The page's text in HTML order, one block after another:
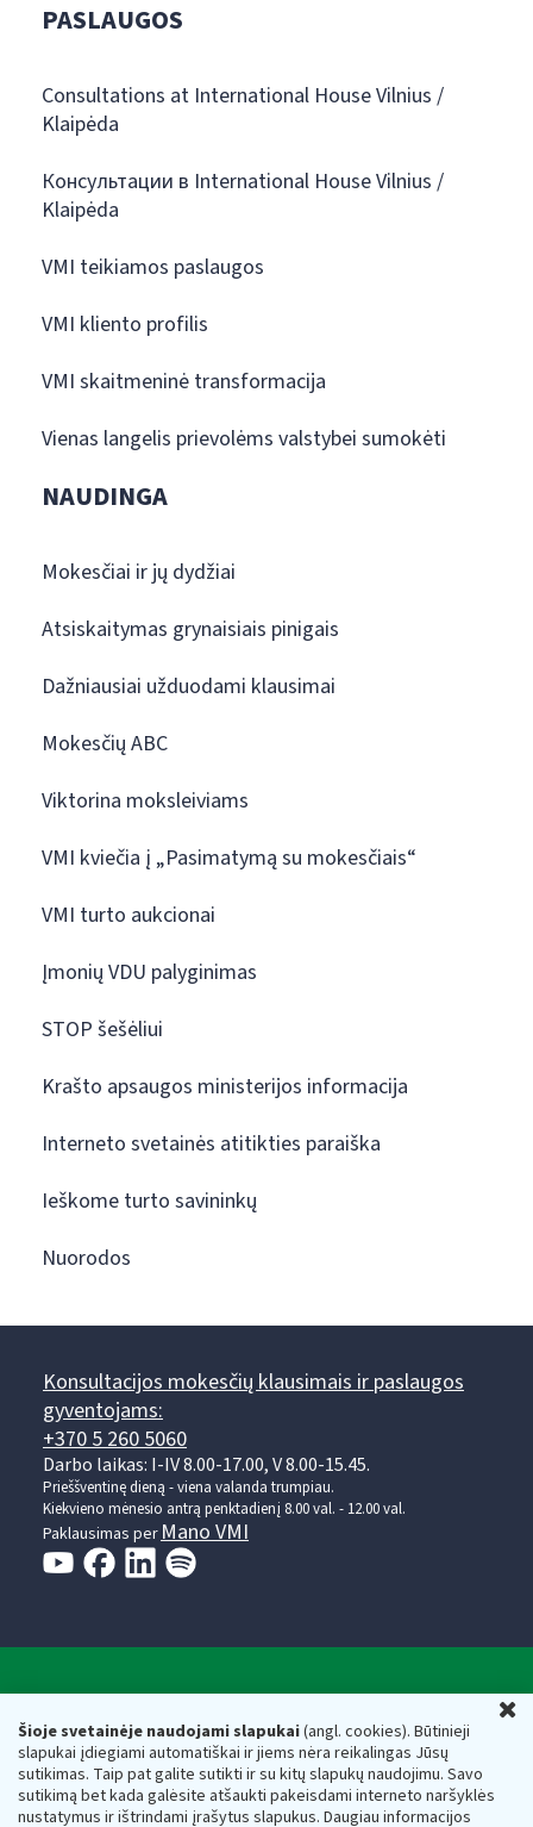
Šioje svetainėje naudojami slapukai(angl. cookies). Būtinieji
slapukai įdiegiami automatiškai ir jiems nėra reikalingas Jūsų
sutikimas. Taip pat galite sutikti ir su kitų slapukų naudojimu. Savo
sutikimą bet kada galėsite atšaukti pakeisdami interneto naršyklės
nustatymus ir ištrindami įrašytus slapukus. Daugiau informacijos
PASLAUGOS
Consultations at International House Vilnius /
Klaipėda
Консультации в International House Vilnius /
Klaipėda
VMI teikiamos paslaugos
VMI kliento profilis
VMI skaitmeninė transformacija
Vienas langelis prievolėms valstybei sumokėti
NAUDINGA
Mokesčiai ir jų dydžiai
Atsiskaitymas grynaisiais pinigais
Dažniausiai užduodami klausimai
Mokesčių ABC
Viktorina moksleiviams
VMI kviečia į „Pasimatymą su mokesčiais“
VMI turto aukcionai
Įmonių VDU palyginimas
STOP šešėliui
Krašto apsaugos ministerijos informacija
Interneto svetainės atitikties paraiška
Ieškome turto savininkų
Nuorodos
Konsultacijos mokesčių klausimais ir paslaugos
gyventojams:
+370 5 260 5060
Darbo laikas: I-IV 8.00-17.00, V 8.00-15.45.
Prieššventinę dieną - viena valanda trumpiau.
Kiekvieno mėnesio antrą penktadienį 8.00 val. - 12.00 val.
Paklausimas perMano VMI
Valstybinė mokesčių inspekcija prie Lietuvos
Respublikos finansų ministerijos
Biudžetinė įstaiga. Juridinio asmens kodas — 188659752,
adresas: Vasario 16-osios g. 14, 01107 Vilnius, Lietuva, el.paštas:
vmi@vmi.lt , E. pristatymo dėžutės adresas 188659752